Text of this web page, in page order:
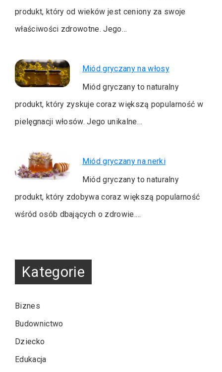
produkt, który od wieków jest ceniony za swoje
właściwości zdrowotne. Jego…
Miód gryczany na włosy
Miód gryczany to naturalny
produkt, który zyskuje coraz większą popularność w
pielęgnacji włosów. Jego unikalne…
Miód gryczany na nerki
Miód gryczany to naturalny
produkt, który zdobywa coraz większą popularność
wśród osób dbających o zdrowie.…
Kategorie
Biznes
Budownictwo
Dziecko
Edukacja